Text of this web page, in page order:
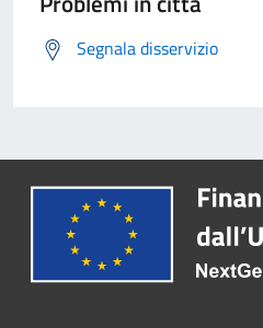
Segnala disservizio